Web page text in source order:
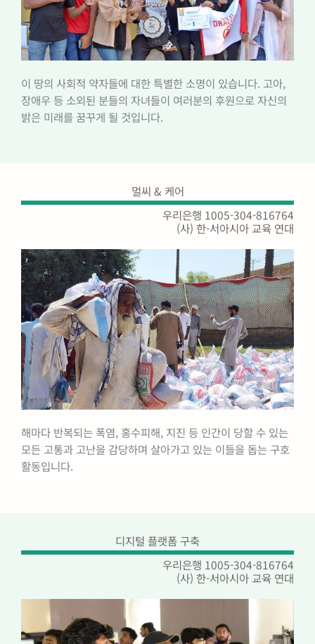
이 땅의 사회적 약자들에 대한 특별한 소명이 있습니다. 고아,
장애우 등 소외된 분들의 자녀들이 여러분의 후원으로 자신의
밝은 미래를 꿈꾸게 될 것입니다.
멀씨 & 케어
우리은행 1005-304-816764
(사) 한-서아시아 교육 연대
해마다 반복되는 폭염, 홍수피해, 지진 등 인간이 당할 수 있는
모든 고통과 고난을 감당하며 살아가고 있는 이들을 돕는 구호
활동입니다.
디지털 플랫폼 구축​
우리은행 1005-304-816764
(사) 한-서아시아 교육 연대